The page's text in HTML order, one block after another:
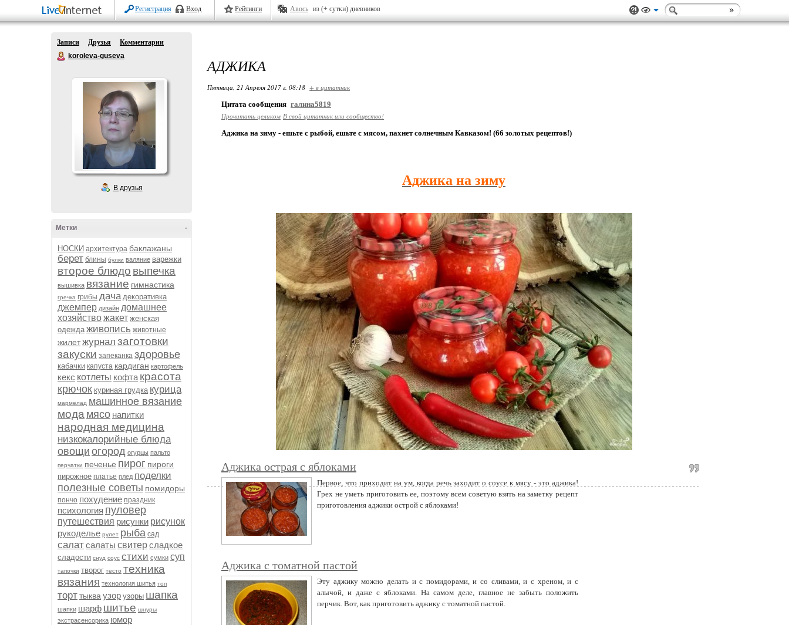
Регистрация Вход Рейтинги Авось из (+ сутки) дневников
Записи Друзья
Комментарии
koroleva-guseva
В друзья
-
Метки
НОСКИ архитектура баклажаны
берет блины булки валяние варежки
второе блюдо выпечка
вышивка вязание гимнастика
гречка грибы дача декоративка
джемпер дизайн домашнее
хозяйствожакет женская
одежда живопись животные
жилетжурнал заготовки
закуски запеканка здоровье
кабачки капуста кардиган картофель
кекс котлеты кофта красота
крючок куриная грудка курица
мармелад машинное вязание
мода мясо напитки
народная медицина
низкокалорийные блюда
овощи огород огурцы пальто
перчатки печенье пирог пироги
пирожное платье плед поделки
полезные советы помидоры
пончо похудение праздник
психология пуловер
путешествия рисунки рисунок
рукоделье рулет рыба сад
салатсалаты свитерсладкое
сладости снуд соус стихи сумки суп
тапочки творог тесто техника
вязания технология шитья топ
торттыква узор узоры шапка
шапки шарф шитье шнуры
экстрасенсорика юмор
АДЖИКА
Пятница, 21 Апреля 2017 г. 08:18 + в цитатник
Цитата сообщения галина5819
Прочитать целиком В свой цитатник или сообщество!
Аджика на зиму - ешьте с рыбой, ешьте с мясом, пахнет солнечным Кавказом! (66 золотых рецептов!)
Аджика на зиму
Аджика острая с яблоками
Первое, что приходит на ум, когда речь заходит о соусе к мясу - это аджика!
Грех не уметь приготовить ее, поэтому всем советую взять на заметку рецепт
приготовления аджики острой с яблоками!
Аджика с томатной пастой
Эту аджику можно делать и с помидорами, и со сливами, и с хреном, и с
алычой, и даже с яблоками. На самом деле, главное не забыть положить
перчик. Вот, как приготовить аджику с томатной пастой.